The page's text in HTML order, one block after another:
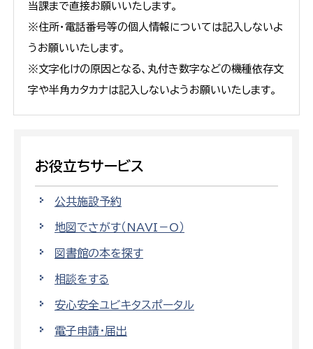
当課まで直接お願いいたします。
※住所・電話番号等の個人情報については記入しないよ
うお願いいたします。
※文字化けの原因となる、丸付き数字などの機種依存文
字や半角カタカナは記入しないようお願いいたします。
お役立ちサービス
公共施設予約
地図でさがす（NAVI－O）
図書館の本を探す
相談をする
安心安全ユビキタスポータル
電子申請・届出